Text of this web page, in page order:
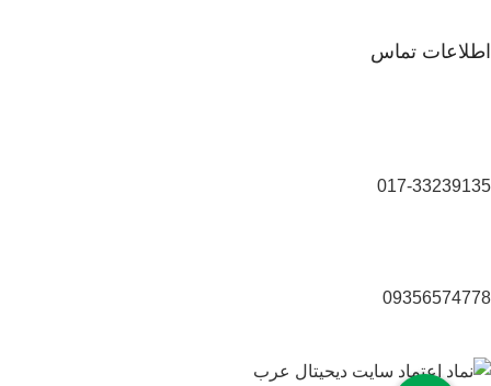
اطلاعات تماس
017-33239135
09356574778